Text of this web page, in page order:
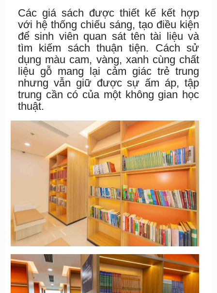
Các giá sách được thiết kế kết hợp
với hệ thống chiếu sáng, tạo điều kiện
để sinh viên quan sát tên tài liệu và
tìm kiếm sách thuận tiện. Cách sử
dụng màu cam, vàng, xanh cùng chất
liệu gỗ mang lại cảm giác trẻ trung
nhưng vẫn giữ được sự ấm áp, tập
trung cần có của một không gian học
thuật.